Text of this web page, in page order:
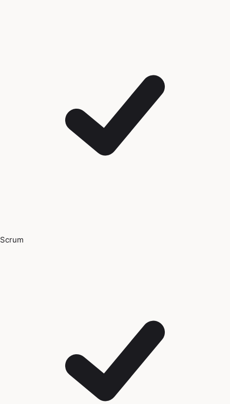
Scrum